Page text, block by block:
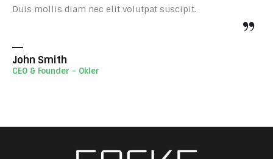
Duis mollis diam nec elit volutpat suscipit.
John Smith
CEO & Founder - Okler